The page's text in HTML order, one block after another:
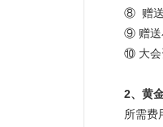
⑧ 赠送
⑨ 赠送
⑩ 大会
2、 黄
所需费